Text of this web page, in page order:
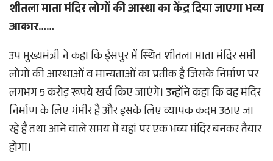
शीतला माता मंदिर लोगों की आस्था का केंद्र दिया जाएगा भव्य
आकार……
उप मुख्यमंत्री ने कहा कि ईसपुर में स्थित शीतला माता मंदिर सभी
लोगों की आस्थाओं व मान्यताओं का प्रतीक है जिसके निर्माण पर
लगभग 5 करोड़ रूपये खर्च किए जाएंगे। उन्होंने कहा कि वह मंदिर
निर्माण के लिए गंभीर है और इसके लिए व्यापक कदम उठाए जा
रहे हैं तथा आने वाले समय में यहां पर एक भव्य मंदिर बनकर तैयार
होगा।